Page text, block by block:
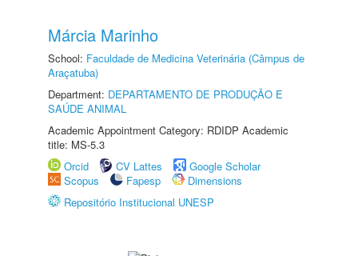
Márcia Marinho
School: Faculdade de Medicina Veterinária (Câmpus de
Araçatuba)
Department: DEPARTAMENTO DE PRODUÇÃO E
SAÚDE ANIMAL
Academic Appointment Category: RDIDP Academic
title: MS-5.3
Orcid
CV Lattes
Google Scholar
Scopus
Fapesp
Dimensions
Repositório Institucional UNESP